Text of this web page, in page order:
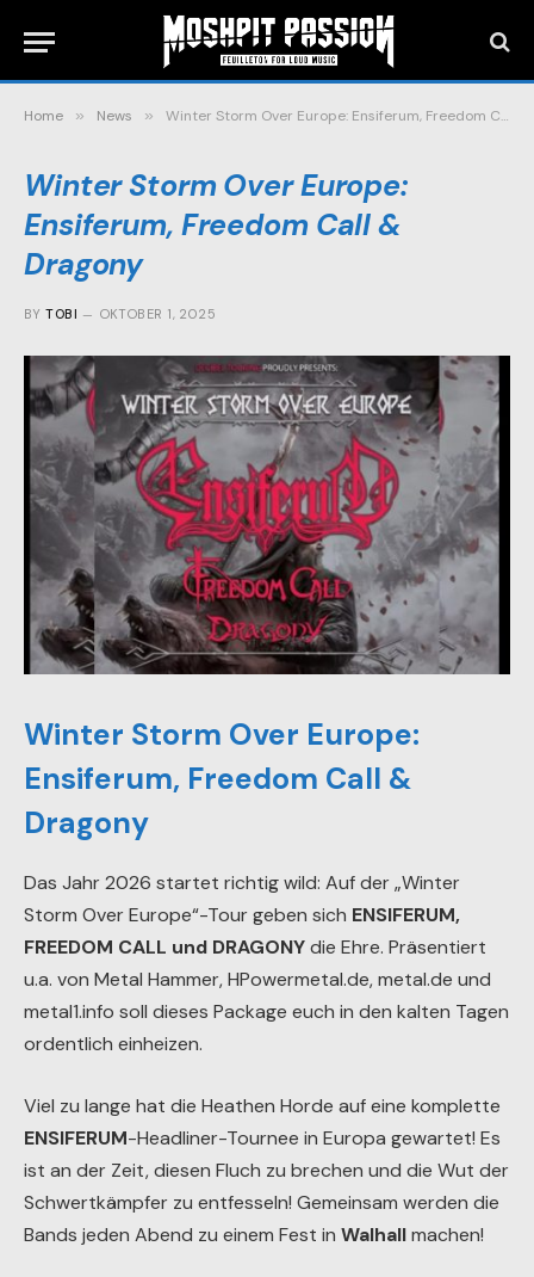
Home » News » Winter Storm Over Europe: Ensiferum, Freedom Call & Dragony
Winter Storm Over Europe:
Ensiferum, Freedom Call &
Dragony
BY TOBI OKTOBER 1, 2025
Winter Storm Over Europe:
Ensiferum, Freedom Call &
Dragony
Das Jahr 2026 startet richtig wild: Auf der „Winter
Storm Over Europe“-Tour geben sich ENSIFERUM,
FREEDOM CALL und DRAGONYdie Ehre. Präsentiert
u.a. von Metal Hammer, HPowermetal.de, metal.de und
metal1.info soll dieses Package euch in den kalten Tagen
ordentlich einheizen.
Viel zu lange hat die Heathen Horde auf eine komplette
ENSIFERUM-Headliner-Tournee in Europa gewartet! Es
ist an der Zeit, diesen Fluch zu brechen und die Wut der
Schwertkämpfer zu entfesseln! Gemeinsam werden die
Bands jeden Abend zu einem Fest in Walhallmachen!